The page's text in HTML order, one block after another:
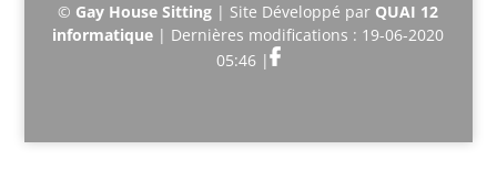
© Gay House Sitting | Site Développé par QUAI 12
informatique | Dernières modifications : 19-06-2020
05:46 |